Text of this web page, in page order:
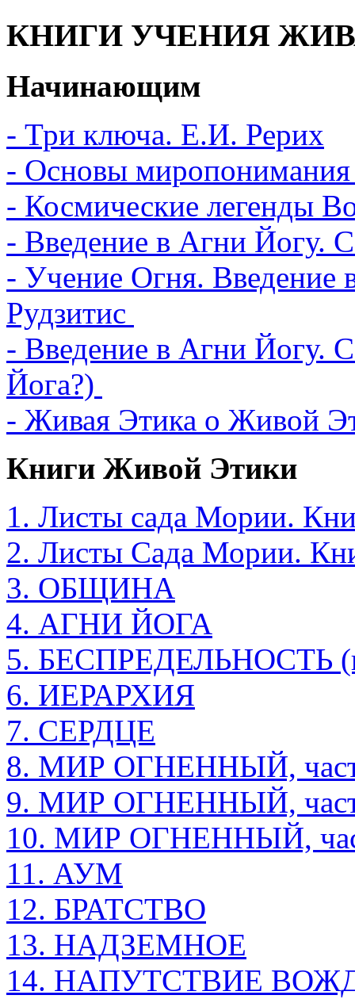
КНИГИ УЧЕНИЯ
Начинающим
- Три ключа. Е.И. Рерих
- Основы
- Космические легенды
- Введение в Агни Йогу.
- Учение Огня.
Рудзитис
- Введение в Агни Йогу.
Йога?)
- Живая Этика о Живой
Книги Живой Этики
1. Листы сада Мории.
2. Листы Сада Мории.
3. ОБЩИНА
4. АГНИ ЙОГА
5. БЕСПРЕДЕЛЬНОСТЬ (в
6. ИЕРАРХИЯ
7. СЕРДЦЕ
8. МИР ОГНЕННЫЙ,
9. МИР ОГНЕННЫЙ,
10. МИР ОГНЕННЫЙ,
11. АУМ
12. БРАТСТВО
13. НАДЗЕМНОЕ
14. НАПУТСТВИЕ